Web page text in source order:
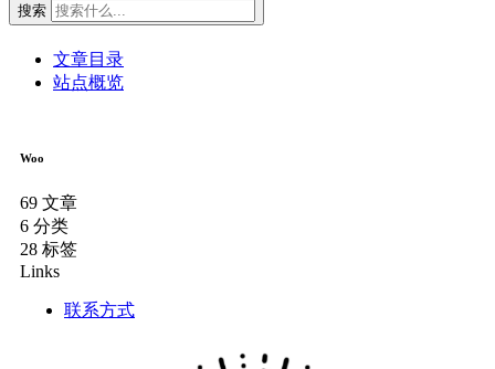
搜索
文章目录
站点概览
Woo
69 文章
6 分类
28 标签
Links
联系方式